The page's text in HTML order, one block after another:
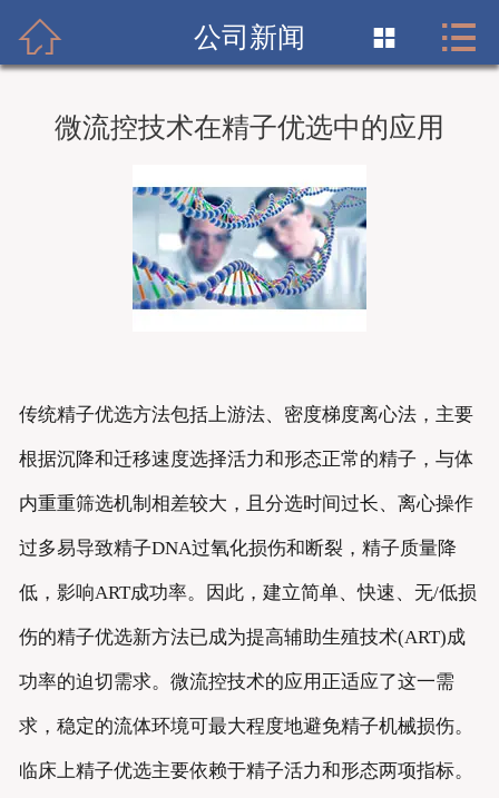
首页
产品展示
新闻资讯
优势供应
 公司新闻  
微流控技术在精子优选中的应用
传统精子优选方法包括上游法、密度梯度离心法，主要
根据沉降和迁移速度选择活力和形态正常的精子，与体
内重重筛选机制相差较大，且分选时间过长、离心操作
过多易导致精子DNA过氧化损伤和断裂，精子质量降
低，影响ART成功率。因此，建立简单、快速、无/低损
伤的精子优选新方法已成为提高辅助生殖技术(ART)成
功率的迫切需求。微流控技术的应用正适应了这一需
求，稳定的流体环境可最大程度地避免精子机械损伤。
临床上精子优选主要依赖于精子活力和形态两项指标。